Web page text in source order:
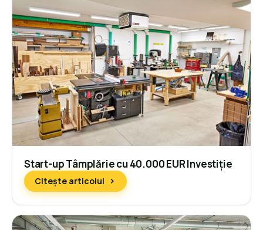
Start-up Tâmplărie cu 40.000 EUR Investiție
Citește articolul